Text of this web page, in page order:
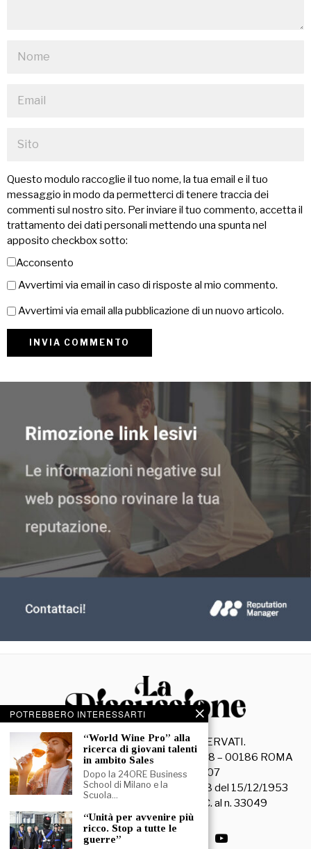
Questo modulo raccoglie il tuo nome, la tua email e il tuo
messaggio in modo da permetterci di tenere traccia dei
commenti sul nostro sito. Per inviare il tuo commento, accetta il
trattamento dei dati personali mettendo una spunta nel
apposito checkbox sotto:
Acconsento
Avvertimi via email in caso di risposte al mio commento.
Avvertimi via email alla pubblicazione di un nuovo articolo.
© 2026- TUTTI I DIRITTI RISERVATI.
La Discussione S.r.l. – Piazza Capranica, 78 – 00186 ROMA
C.F. e P. IVA 15045971007
Registrazione Tribunale di Roma n. 3628 del 15/12/1953
La società editrice è iscritta al R.O.C. al n. 33049
POTREBBERO INTERESSARTI
“World Wine Pro” alla
ricerca di giovani talenti
in ambito Sales
Dopo la 24ORE Business
School di Milano e la
Scuola…
“Unità per avvenire più
ricco. Stop a tutte le
guerre”